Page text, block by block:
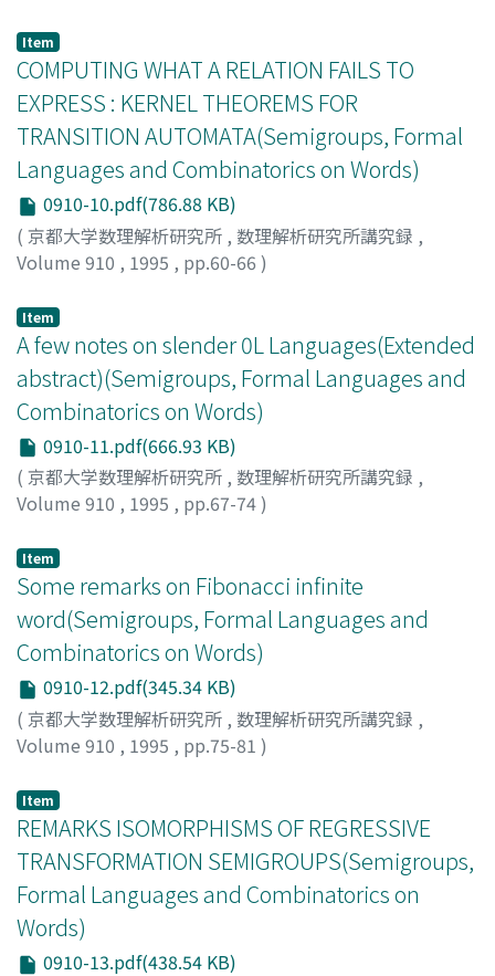
Item
COMPUTING WHAT A RELATION FAILS TO
EXPRESS : KERNEL THEOREMS FOR
TRANSITION AUTOMATA(Semigroups, Formal
Languages and Combinatorics on Words)
0910-10.pdf(786.88 KB)
( 京都大学数理解析研究所 , 数理解析研究所講究録 ,
Volume 910 , 1995 , pp.60-66 )
Item
A few notes on slender 0L Languages(Extended
abstract)(Semigroups, Formal Languages and
Combinatorics on Words)
0910-11.pdf(666.93 KB)
( 京都大学数理解析研究所 , 数理解析研究所講究録 ,
Volume 910 , 1995 , pp.67-74)
Item
Some remarks on Fibonacci infinite
word(Semigroups, Formal Languages and
Combinatorics on Words)
0910-12.pdf(345.34 KB)
( 京都大学数理解析研究所 , 数理解析研究所講究録 ,
Volume 910 , 1995 , pp.75-81 )
Item
REMARKS ISOMORPHISMS OF REGRESSIVE
TRANSFORMATION SEMIGROUPS(Semigroups,
Formal Languages and Combinatorics on
Words)
0910-13.pdf(438.54 KB)